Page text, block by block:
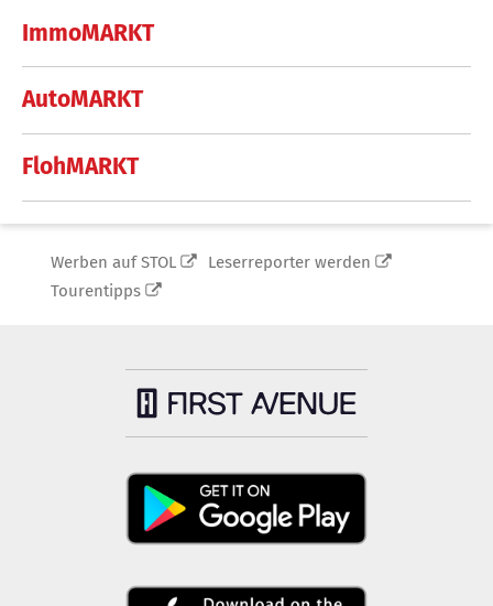
ImmoMARKT
AutoMARKT
FlohMARKT
Werben auf STOL
Leserreporter werden
Tourentipps